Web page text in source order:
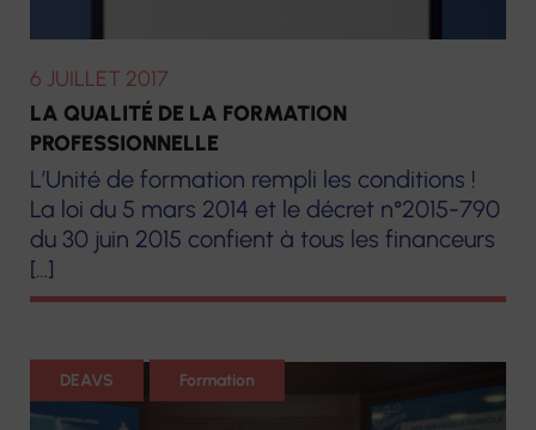
6 JUILLET 2017
LA QUALITÉ DE LA FORMATION
PROFESSIONNELLE
L’Unité de formation rempli les conditions !
La loi du 5 mars 2014 et le décret n°2015-790
du 30 juin 2015 confient à tous les financeurs
[…]
DEAVS Formation